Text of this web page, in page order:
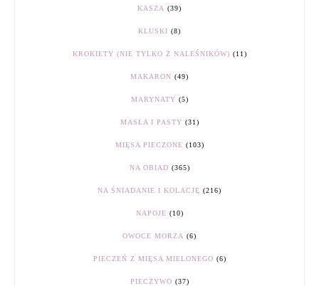
KASZA (39)
KLUSKI (8)
KROKIETY (NIE TYLKO Z NALEŚNIKÓW) (11)
MAKARON (49)
MARYNATY (5)
MASŁA I PASTY (31)
MIĘSA PIECZONE (103)
NA OBIAD (365)
NA ŚNIADANIE I KOLACJĘ (216)
NAPOJE (10)
OWOCE MORZA (6)
PIECZEŃ Z MIĘSA MIELONEGO (6)
PIECZYWO (37)